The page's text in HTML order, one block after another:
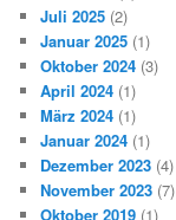
Juli 2025 (2)
Januar 2025 (1)
Oktober 2024 (3)
April 2024 (1)
März 2024 (1)
Januar 2024 (1)
Dezember 2023 (4)
November 2023 (7)
Oktober 2019 (1)